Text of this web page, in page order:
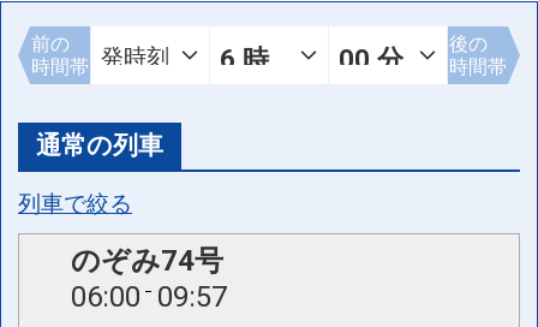
前の
時間帯
後の
時間帯
通常の列車
列車で絞る
のぞみ74号
06:00 09:57